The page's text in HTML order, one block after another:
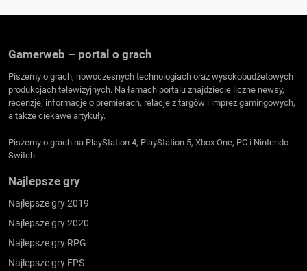
Gamerweb – portal o grach
Piszemy o grach, nowoczesnych technologiach oraz wysokobudżetowych
produkcjach telewizyjnych. Na łamach portalu znajdziecie liczne newsy,
recenzje, informacje o premierach, relacje z targów i imprez gamingowych,
a także ciekawe artykuły.
Piszemy o grach na PlayStation 4, PlayStation 5, Xbox One, PC i Nintendo
Switch.
Najlepsze gry
Najlepsze gry 2019
Najlepsze gry 2020
Najlepsze gry RPG
Najlepsze gry FPS